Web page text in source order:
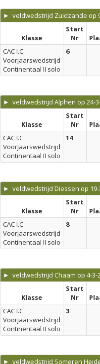
► veldwedstrijd Zuidzande op
Klasse
Start
Nr
CAC I.C
Voorjaarswedstrijd
Continentaal II solo
6
► veldwedstrijd Alphen op 24-
Klasse
Start
Nr
CAC I.C
Voorjaarswedstrijd
Continentaal II solo
14
► veldwedstrijd Diessen op 19-
Klasse
Start
Nr
CAC I.C
Voorjaarswedstrijd
Continentaal II solo
8
► veldwedstrijd Chaam op 4-3-
Klasse
Start
Nr
CAC I.C
Voorjaarswedstrijd
Continentaal II solo
3
► veldwedstrijd Someren